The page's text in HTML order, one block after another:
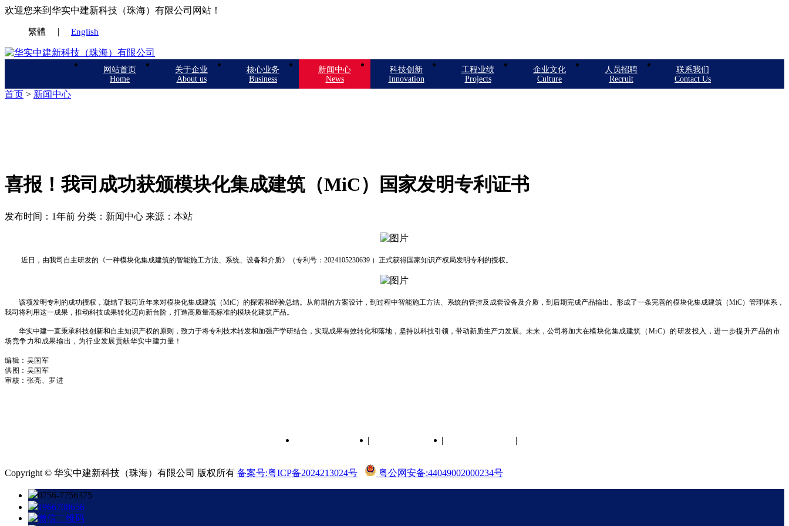
欢迎您来到华实中建新科技（珠海）有限公司网站！
繁體 | English
网站首页
Home
关于企业
About us
核心业务
Business
新闻中心
News
科技创新
Innovation
工程业绩
Projects
企业文化
Culture
人员招聘
Recruit
联系我们
Contact Us
首页 > 新闻中心
喜报！我司成功获颁模块化集成建筑（MiC）国家发明专利证书
发布时间：1年前 分类：新闻中心 来源：本站
近日，由我司自主研发的《一种模块化集成建筑的智能施工方法、系统、设备和介质》（专利号：2024105230639 ）正式获得国家知识产权局发明专利的授权。
该项发明专利的成功授权，凝结了我司近年来对模块化集成建筑（MiC）的探索和经验总结。从前期的方案设计，到过程中智能施工方法、系统的管控及成套设备及介质，到后期完成产品输出。形成了一条完善的模块化集成建筑（MiC）管理体系，
我司将利用这一成果，推动科技成果转化迈向新台阶，打造高质量高标准的模块化建筑产品。
华实中建一直秉承科技创新和自主知识产权的原则，致力于将专利技术转发和加强产学研结合，实现成果有效转化和落地，坚持以科技引领，带动新质生产力发展。未来，公司将加大在模块化集成建筑（MiC）的研发投入，进一步提升产品的市
场竞争力和成果输出，为行业发展贡献华实中建力量！
编辑：吴国军
供图：吴国军
审核：张亮、罗进
| | |
Copyright © 华实中建新科技（珠海）有限公司 版权所有 备案号:粤ICP备2024213024号 粤公网安备:44049002000234号
0756-7756375
1966708656